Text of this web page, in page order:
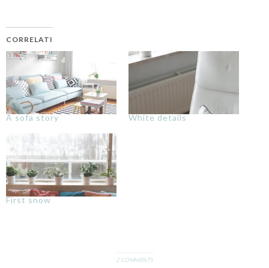
CORRELATI
A sofa story White details
First snow
2 COMMENTS